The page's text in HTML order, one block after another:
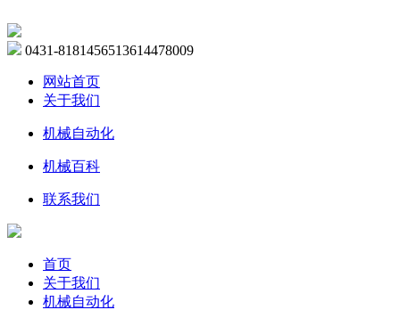
0431-8181456513614478009
网站首页
关于我们
机械自动化
机械百科
联系我们
首页
关于我们
机械自动化